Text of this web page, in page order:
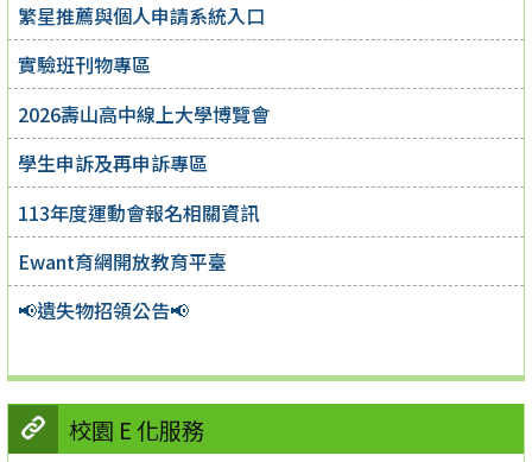
繁星推薦與個人申請系統入口
實驗班刊物專區
2026壽山高中線上大學博覽會
學生申訴及再申訴專區
113年度運動會報名相關資訊
Ewant育網開放教育平臺
📢遺失物招領公告📢
校園 E 化服務